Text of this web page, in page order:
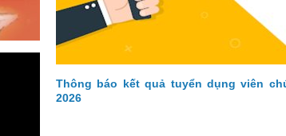
Thông báo kết quả tuyển dụng viên
2026